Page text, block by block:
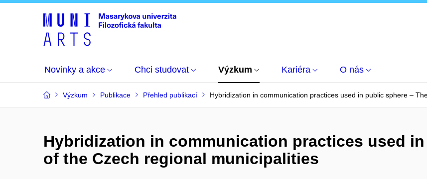
Novinky a akce Chci studovat Výzkum Kariéra O nás
Výzkum Publikace Přehled publikací Hybridization in communication practices used in public sphere –
Hybridization in communication practices used
of the Czech regional municipalities